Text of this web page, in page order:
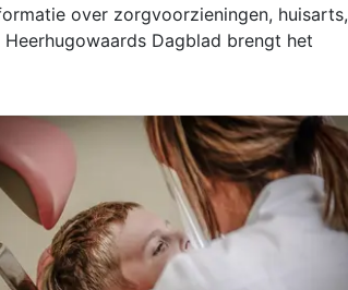
over zorgvoorzieningen, huisarts,
Dagblad brengt het